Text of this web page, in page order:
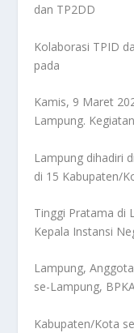
dan TP2DD
Kolaborasi TPID
pada
Kamis, 9 Maret
Lampung.
Lampung dihadiri
di 15 Kabupaten/
Tinggi Pratama di
Kepala Instansi
Lampung,
se-Lampung,
Kabupaten/Kota